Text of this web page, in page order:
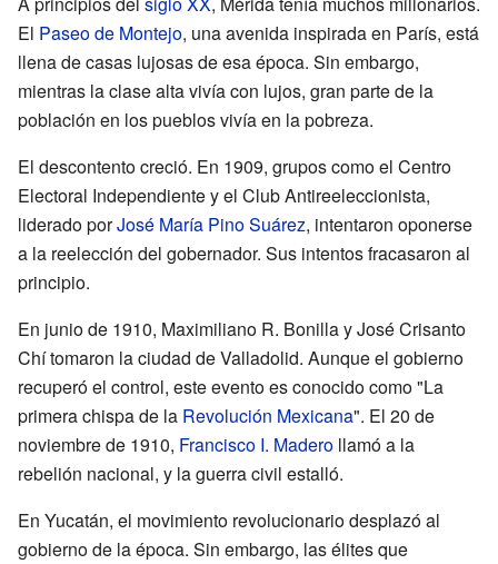
El Paseo de Montejo, una avenida inspirada en París, está
llena de casas lujosas de esa época. Sin embargo,
mientras la clase alta vivía con lujos, gran parte de la
población en los pueblos vivía en la pobreza.
El descontento creció. En 1909, grupos como el Centro
Electoral Independiente y el Club Antireeleccionista,
liderado porJosé María Pino Suárez, intentaron oponerse
a la reelección del gobernador. Sus intentos fracasaron al
principio.
En junio de 1910, Maximiliano R. Bonilla y José Crisanto
Chí tomaron la ciudad de Valladolid. Aunque el gobierno
recuperó el control, este evento es conocido como "La
primera chispa de la Revolución Mexicana". El 20 de
noviembre de 1910, Francisco I. Madero llamó a la
rebelión nacional, y la guerra civil estalló.
En Yucatán, el movimiento revolucionario desplazó al
gobierno de la época. Sin embargo, las élites que